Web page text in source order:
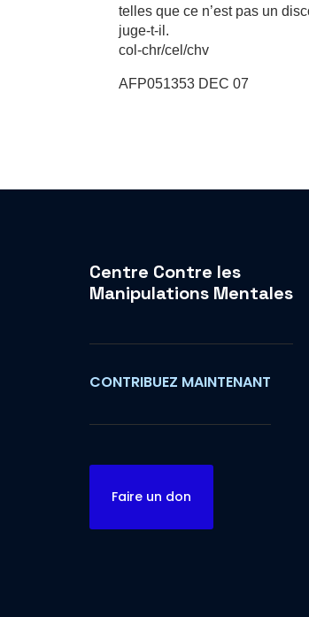
telles que ce n’est pas un
juge-t-il.
col-chr/cel/chv
AFP051353 DEC 07
Centre Contre les
Manipulations Mentales
CONTRIBUEZ MAINTENANT
Faire un don